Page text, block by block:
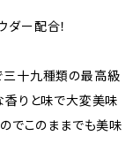
ー配合！
三十九種類の最高級
香りと味で大変美味
でこのままでも美味